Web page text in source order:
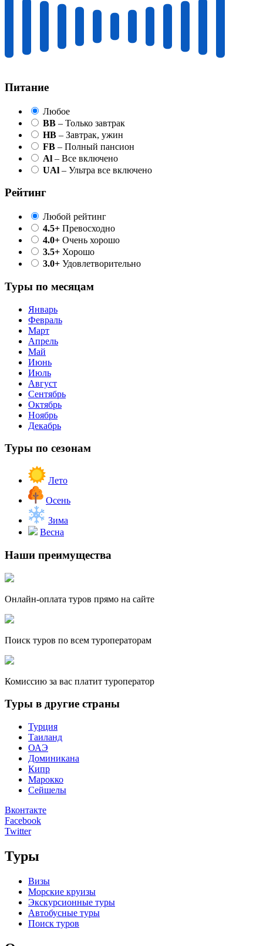
Питание
Любое
BB – Только завтрак
HB – Завтрак, ужин
FB – Полный пансион
Al – Все включено
UAl – Ультра все включено
Рейтинг
Любой рейтинг
4.5+ Превосходно
4.0+ Очень хорошо
3.5+ Хорошо
3.0+ Удовлетворительно
Туры по месяцам
Январь
Февраль
Март
Апрель
Май
Июнь
Июль
Август
Сентябрь
Октябрь
Ноябрь
Декабрь
Туры по сезонам
Лето
Осень
Зима
Весна
Наши преимущества
Онлайн-оплата туров прямо на сайте
Поиск туров по всем туроператорам
Комиссию за вас платит туроператор
Туры в другие страны
Турция
Таиланд
ОАЭ
Доминикана
Кипр
Марокко
Сейшелы
Вконтакте
Facebook
Twitter
Туры
Визы
Морские круизы
Экскурсионные туры
Автобусные туры
Поиск туров